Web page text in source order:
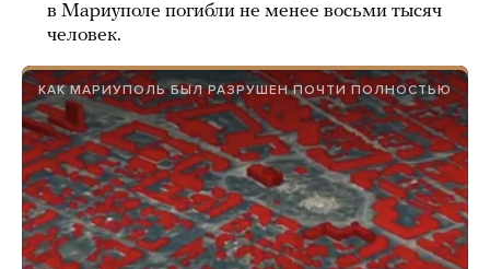
в Мариуполе погибли не менее восьми тысяч
человек.
КАК МАРИУПОЛЬ БЫЛ РАЗРУШЕН ПОЧТИ ПОЛНОСТЬЮ